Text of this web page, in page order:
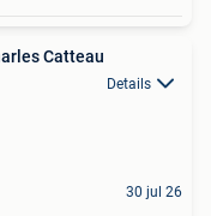
Catteau
Details
30 jul 26